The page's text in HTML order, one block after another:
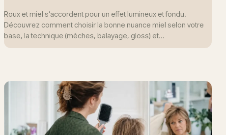
Roux et miel s’accordent pour un effet lumineux et fondu.
Découvrez comment choisir la bonne nuance miel selon votre
base, la technique (mèches, balayage, gloss) et…